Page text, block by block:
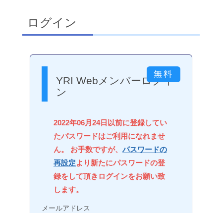
ログイン
YRI Webメンバーログイ
ン
2022年06月24日以前に登録してい
たパスワードはご利用になれませ
ん。 お手数ですが、 パスワードの
再設定より新たにパスワードの登
録をして頂きログインをお願い致
します。
メールアドレス